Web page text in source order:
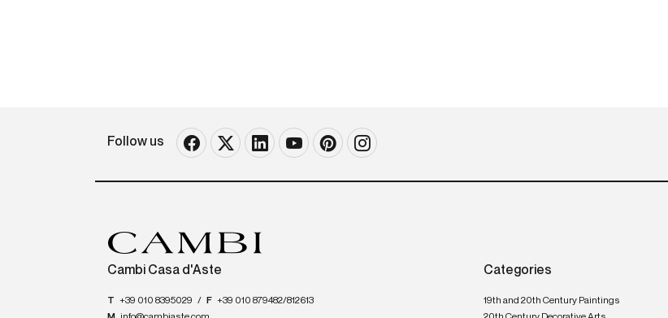
Follow us
Cambi Casa d'Aste
T +39 010 8395029 / F +39 010 879482/812613
Categories
19th and 20th Century Paintings